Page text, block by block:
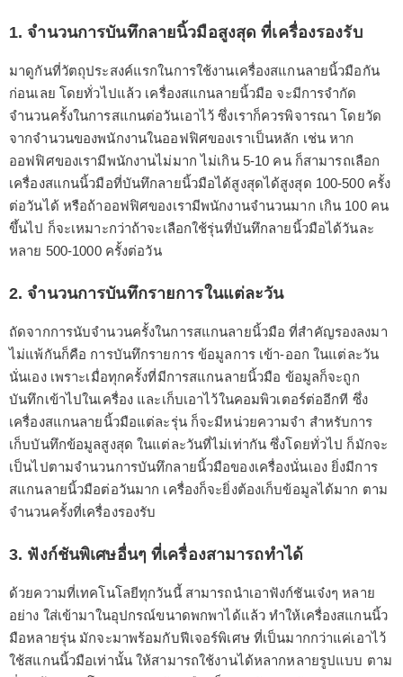
1. จำนวนการบันทึกลายนิ้วมือสูงสุด ที่เครื่องรองรับ
มาดูกันที่วัตถุประสงค์แรกในการใช้งานเครื่องสแกนลายนิ้วมือกัน
ก่อนเลย โดยทั่วไปแล้ว เครื่องสแกนลายนิ้วมือ จะมีการจำกัด
จำนวนครั้งในการสแกนต่อวันเอาไว้ ซึ่งเราก็ควรพิจารณา โดยวัด
จากจำนวนของพนักงานในออฟฟิศของเราเป็นหลัก เช่น หาก
ออฟฟิศของเรามีพนักงานไม่มาก ไม่เกิน 5-10 คน ก็สามารถเลือก
เครื่องสแกนนิ้วมือที่บันทึกลายนิ้วมือได้สูงสุดได้สูงสุด 100-500 ครั้ง
ต่อวันได้ หรือถ้าออฟฟิศของเรามีพนักงานจำนวนมาก เกิน 100 คน
ขึ้นไป ก็จะเหมาะกว่าถ้าจะเลือกใช้รุ่นที่บันทึกลายนิ้วมือได้วันละ
หลาย 500-1000 ครั้งต่อวัน
2. จำนวนการบันทึกรายการในแต่ละวัน
ถัดจากการนับจำนวนครั้งในการสแกนลายนิ้วมือ ที่สำคัญรองลงมา
ไม่แพ้กันก็คือ การบันทึกรายการ ข้อมูลการ เข้า-ออก ในแต่ละวัน
นั่นเอง เพราะเมื่อทุกครั้งที่มีการสแกนลายนิ้วมือ ข้อมูลก็จะถูก
บันทึกเข้าไปในเครื่อง และเก็บเอาไว้ในคอมพิวเตอร์ต่ออีกที ซึ่ง
เครื่องสแกนลายนิ้วมือแต่ละรุ่น ก็จะมีหน่วยความจำ สำหรับการ
เก็บบันทึกข้อมูลสูงสุด ในแต่ละวันที่ไม่เท่ากัน ซึ่งโดยทั่วไป ก็มักจะ
เป็นไปตามจำนวนการบันทึกลายนิ้วมือของเครื่องนั่นเอง ยิ่งมีการ
สแกนลายนิ้วมือต่อวันมาก เครื่องก็จะยิ่งต้องเก็บข้อมูลได้มาก ตาม
จำนวนครั้งที่เครื่องรองรับ
3. ฟังก์ชันพิเศษอื่นๆ ที่เครื่องสามารถทำได้
ด้วยความที่เทคโนโลยีทุกวันนี้ สามารถนำเอาฟังก์ชันเจ๋งๆ หลาย
อย่าง ใส่เข้ามาในอุปกรณ์ขนาดพกพาได้แล้ว ทำให้เครื่องสแกนนิ้ว
มือหลายรุ่น มักจะมาพร้อมกับฟีเจอร์พิเศษ ที่เป็นมากกว่าแค่เอาไว้
ใช้สแกนนิ้วมือเท่านั้น ให้สามารถใช้งานได้หลากหลายรูปแบบ ตาม